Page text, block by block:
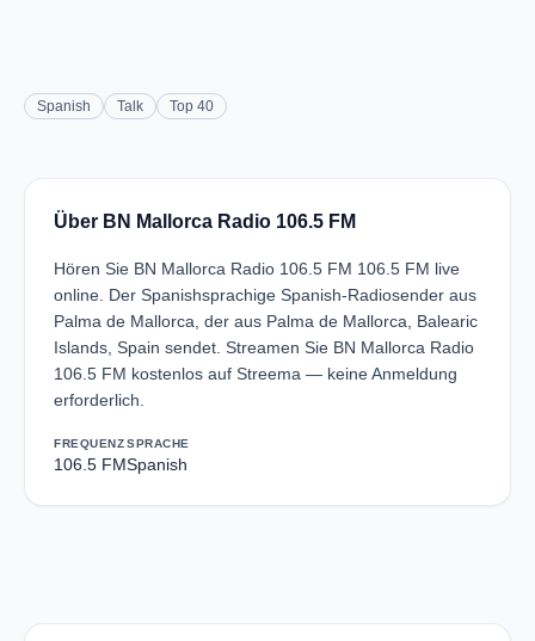
Spanish Talk Top 40
Über BN Mallorca Radio 106.5 FM
Hören Sie BN Mallorca Radio 106.5 FM 106.5 FM live
online. Der Spanishsprachige Spanish-Radiosender aus
Palma de Mallorca, der aus Palma de Mallorca, Balearic
Islands, Spain sendet. Streamen Sie BN Mallorca Radio
106.5 FM kostenlos auf Streema — keine Anmeldung
erforderlich.
FREQUENZ
106.5 FM
SPRACHE
Spanish